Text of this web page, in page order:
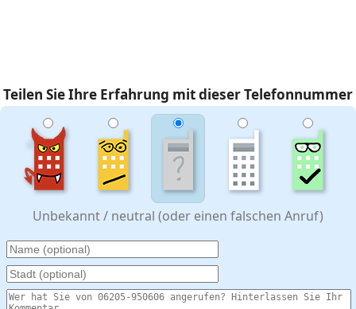
Teilen Sie Ihre Erfahrung mit dieser Telefonnummer
Unbekannt / neutral (oder einen falschen Anruf)